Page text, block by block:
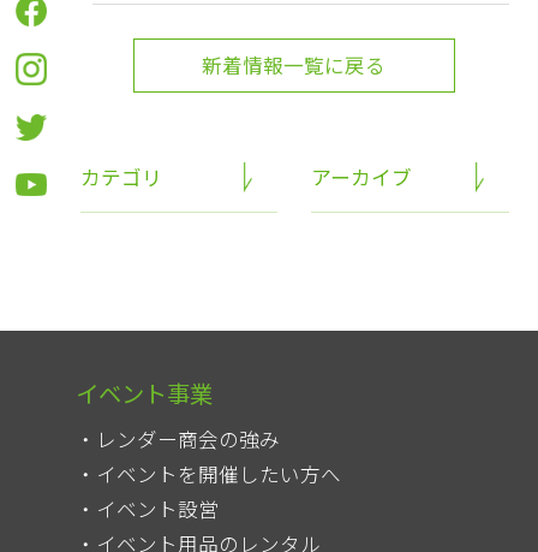
カテゴリ アーカイブ
新着情報一覧に戻る
イベント事業
レンダー商会の強み
イベントを開催したい方へ
イベント設営
イベント用品のレンタル